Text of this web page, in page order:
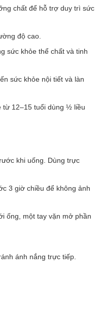
chất để hỗ trợ duy trì sức
độ cao.
sức khỏe thể chất và tinh
sức khỏe nội tiết và làn
từ 12–15 tuổi dùng ½ liều
khi uống. Dùng trực
3 giờ chiều để không ảnh
ống, một tay vặn mở phần
ánh nắng trực tiếp.